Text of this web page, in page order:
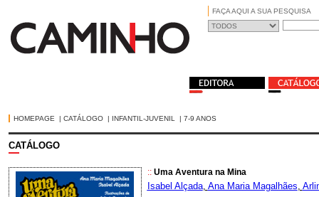
FAÇA AQUI A SUA PESQUISA
HOMEPAGE | CATÁLOGO| INFANTIL-JUVENIL | 7-9 ANOS
CATÁLOGO
:: Uma Aventura na Mina
Isabel Alçada, Ana Maria Magalhães,